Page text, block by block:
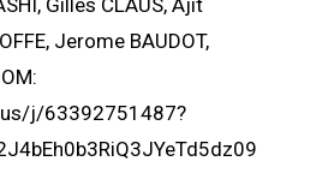
Gilles CLAUS, Ajit
Jerome BAUDOT,
j/63392751487?